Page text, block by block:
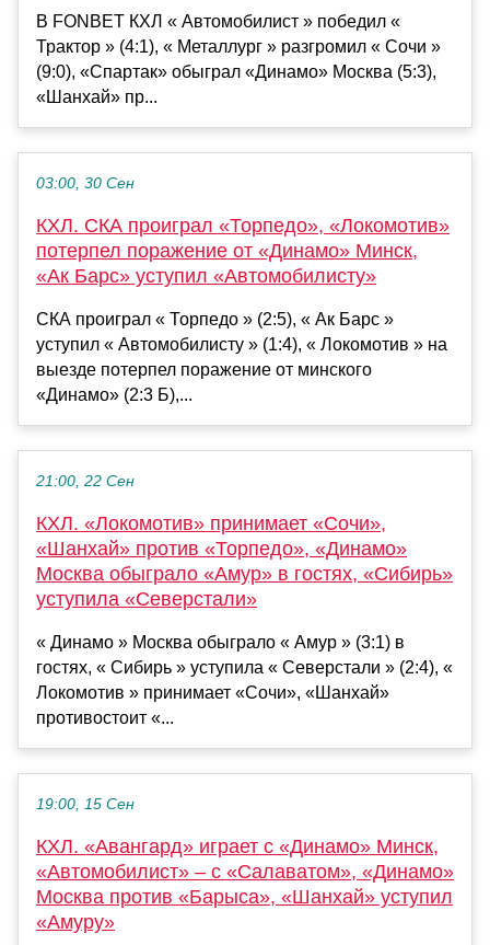
В FONBET КХЛ « Автомобилист » победил «
Трактор » (4:1), « Металлург » разгромил « Сочи »
(9:0), «Спартак» обыграл «Динамо» Москва (5:3),
«Шанхай» пр...
03:00, 30 Сен
КХЛ. СКА проиграл «Торпедо», «Локомотив»
потерпел поражение от «Динамо» Минск,
«Ак Барс» уступил «Автомобилисту»
СКА проиграл « Торпедо » (2:5), « Ак Барс »
уступил « Автомобилисту » (1:4), « Локомотив » на
выезде потерпел поражение от минского
«Динамо» (2:3 Б),...
21:00, 22 Сен
КХЛ. «Локомотив» принимает «Сочи»,
«Шанхай» против «Торпедо», «Динамо»
Москва обыграло «Амур» в гостях, «Сибирь»
уступила «Северстали»
« Динамо » Москва обыграло « Амур » (3:1) в
гостях, « Сибирь » уступила « Северстали » (2:4), «
Локомотив » принимает «Сочи», «Шанхай»
противостоит «...
19:00, 15 Сен
КХЛ. «Авангард» играет с «Динамо» Минск,
«Автомобилист» – с «Салаватом», «Динамо»
Москва против «Барыса», «Шанхай» уступил
«Амуру»